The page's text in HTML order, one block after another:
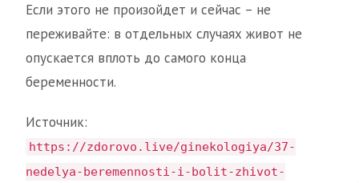
Если этого не произойдет и сейчас – не
переживайте: в отдельных случаях живот не
опускается вплоть до самого конца
беременности.
Источник:
https://zdorovo.live/ginekologiya/37-
nedelya-beremennosti-i-bolit-zhivot-